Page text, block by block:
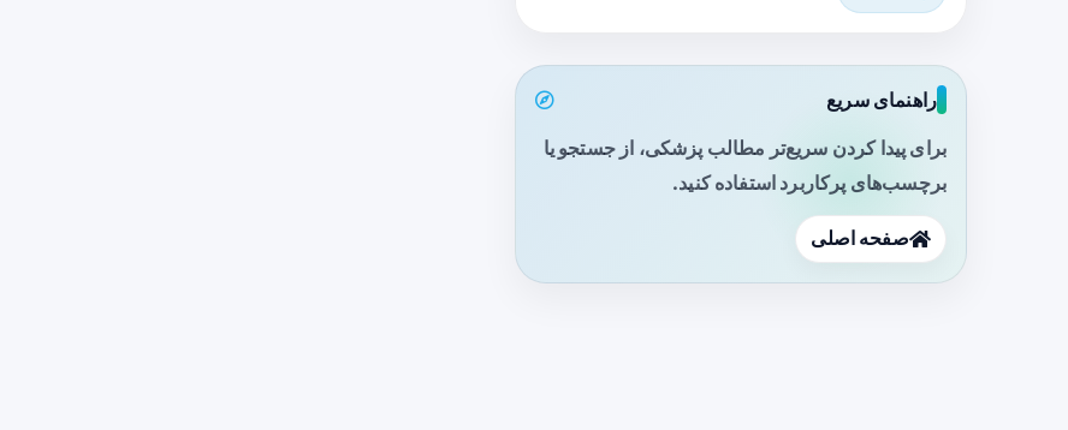
راهنمای سریع
برای پیدا کردن سریع‌تر مطالب پزشکی، از جستجو یا
برچسب‌های پرکاربرد استفاده کنید.
صفحه اصلی